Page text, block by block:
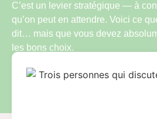
C’est un levier stratégique — à
qu’on peut en attendre. Voici ce
dit… mais que vous devez
les bons choix.